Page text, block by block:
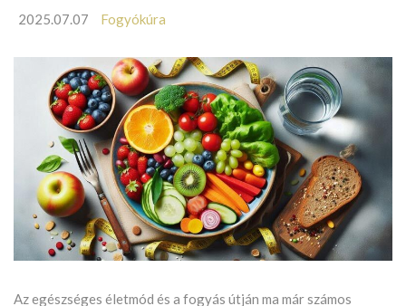
2025.07.07 Fogyókúra
Az egészséges életmód és a fogyás útján ma már számos